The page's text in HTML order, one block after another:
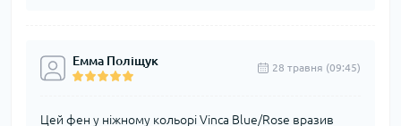
Емма Поліщук 28 травня (09:45)
Цей фен у ніжному кольорі Vinca Blue/Rose вразив